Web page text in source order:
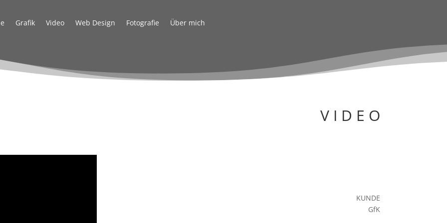
Grafik Video Web Design Fotografie Über mich
V I D E O
KUNDE
GfK